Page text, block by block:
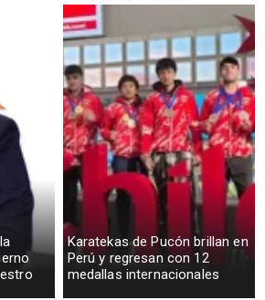
Karatekas de Pucón brillan en
Perú y regresan con 12
medallas internacionales